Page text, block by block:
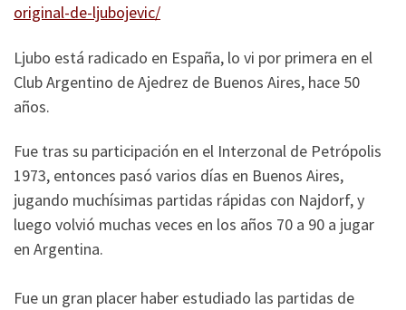
original-de-ljubojevic/
Ljubo está radicado en España, lo vi por primera en el
Club Argentino de Ajedrez de Buenos Aires, hace 50
años.
Fue tras su participación en el Interzonal de Petrópolis
1973, entonces pasó varios días en Buenos Aires,
jugando muchísimas partidas rápidas con Najdorf, y
luego volvió muchas veces en los años 70 a 90 a jugar
en Argentina.
Fue un gran placer haber estudiado las partidas de